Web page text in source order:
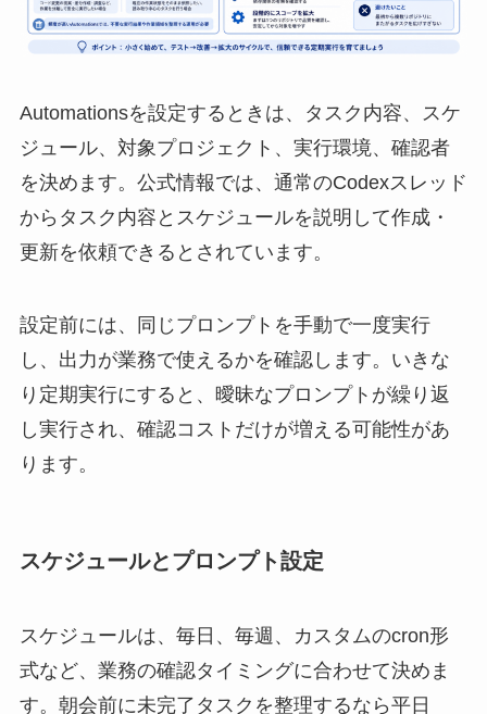
Automationsを設定するときは、タスク内容、スケ
ジュール、対象プロジェクト、実行環境、確認者
を決めます。公式情報では、通常のCodexスレッド
からタスク内容とスケジュールを説明して作成・
更新を依頼できるとされています。
設定前には、同じプロンプトを手動で一度実行
し、出力が業務で使えるかを確認します。いきな
り定期実行にすると、曖昧なプロンプトが繰り返
し実行され、確認コストだけが増える可能性があ
ります。
スケジュールとプロンプト設定
スケジュールは、毎日、毎週、カスタムのcron形
式など、業務の確認タイミングに合わせて決めま
す。朝会前に未完了タスクを整理するなら平日